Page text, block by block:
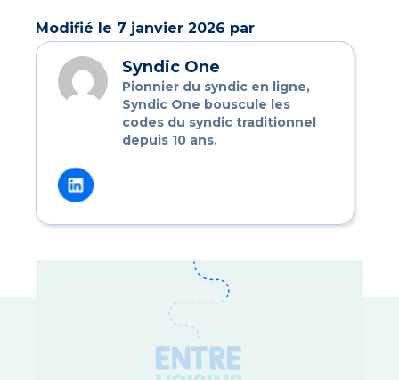
Modifié le 7 janvier 2026 par
Syndic One
Pionnier du syndic en ligne,
Syndic One bouscule les
codes du syndic traditionnel
depuis 10 ans.